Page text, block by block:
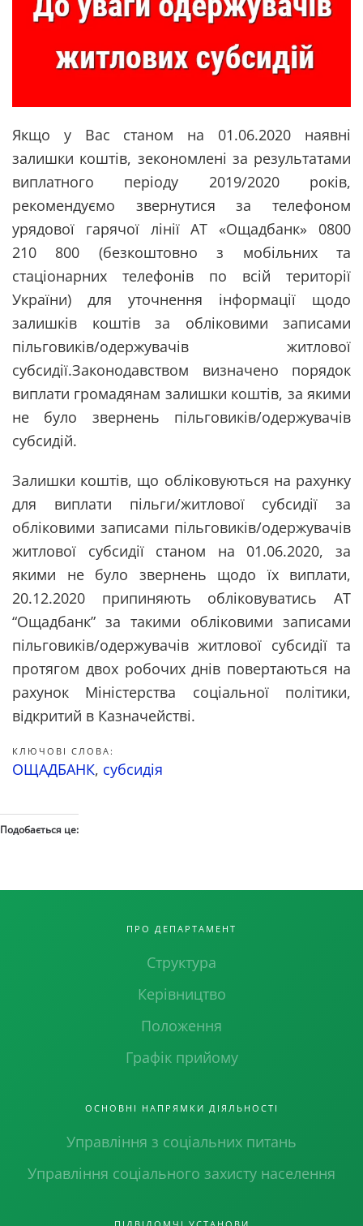
Якщо у Вас станом на 01.06.2020 наявні
залишки коштів, зекономлені за результатами
виплатного періоду 2019/2020 років,
рекомендуємо звернутися за телефоном
урядової гарячої лінії АТ «Ощадбанк» 0800
210 800 (безкоштовно з мобільних та
стаціонарних телефонів по всій території
України) для уточнення інформації щодо
залишків коштів за обліковими записами
пільговиків/одержувачів житлової
субсидії.Законодавством визначено порядок
виплати громадянам залишки коштів, за якими
не було звернень пільговиків/одержувачів
субсидій.
Залишки коштів, що обліковуються на рахунку
для виплати пільги/житлової субсидії за
обліковими записами пільговиків/одержувачів
житлової субсидії станом на 01.06.2020, за
якими не було звернень щодо їх виплати,
20.12.2020 припиняють обліковуватись АТ
“Ощадбанк” за такими обліковими записами
пільговиків/одержувачів житлової субсидії та
протягом двох робочих днів повертаються на
рахунок Міністерства соціальної політики,
відкритий в Казначействі.
КЛЮЧОВІ СЛОВА:
ОЩАДБАНК, субсидія
Подобається це:
ПРО ДЕПАРТАМЕНТ
Структура
Керівництво
Положення
Графік прийому
ОСНОВНІ НАПРЯМКИ ДІЯЛЬНОСТІ
Управління з соціальних питань
Управління соціального захисту населення